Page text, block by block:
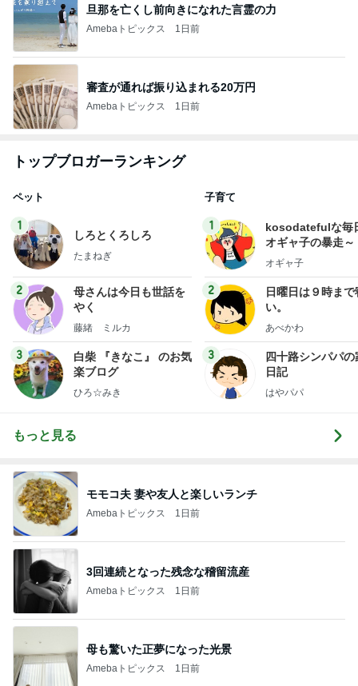
旦那を亡くし前向きになれた言霊の力
Amebaトピックス 1日前
審査が通れば振り込まれる20万円
Amebaトピックス 1日前
トップブロガーランキング
ペット
1
しろとくろしろ
たまねぎ
2
母さんは今日も世話を
やく
藤緒 ミルカ
3
白柴 『きなこ』 のお気
楽ブログ
ひろ☆みき
子育て
1
kosodatefulな毎
オギャ子の暴走～
オギャ子
2
日曜日は９時まで
い。
あべかわ
3
四十路シンパパの
日記
はやパパ
もっと見る
モモコ夫 妻や友人と楽しいランチ
Amebaトピックス 1日前
3回連続となった残念な稽留流産
Amebaトピックス 1日前
母も驚いた正夢になった光景
Amebaトピックス 1日前